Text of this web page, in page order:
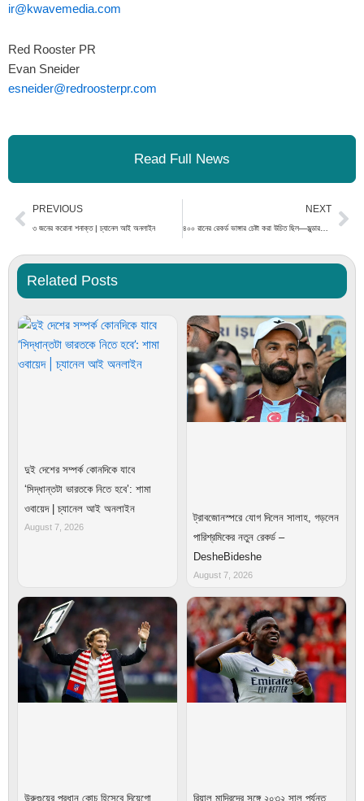
ir@kwavemedia.com
Red Rooster PR
Evan Sneider
esneider@redroosterpr.com
Read Full News
Prev
PREVIOUS
৩ জনের করোনা শনাক্ত | চ্যানেল আই অনলাইন
NEXT
৪০০ রানের রেকর্ড ভাঙ্গার চেষ্টা করা উচিত ছিল—মুল্ডারকে লারা
Related Posts
দুই দেশের সম্পর্ক কোনদিকে যাবে
‘সিদ্ধান্তটা ভারতকে নিতে হবে’: শামা
ওবায়েদ | চ্যানেল আই অনলাইন
August 7, 2026
ট্রাবজোনস্পরে যোগ দিলেন সালাহ, গড়লেন
পারিশ্রমিকের নতুন রেকর্ড –
DesheBideshe
August 7, 2026
উরুগুয়ের প্রধান কোচ হিসেবে দিয়েগো
রিয়াল মাদ্রিদের সঙ্গে ২০৩২ সাল পর্যন্ত